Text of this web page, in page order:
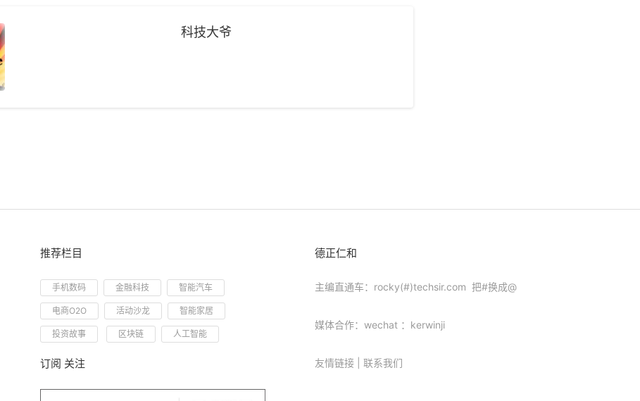
科技大爷
推荐栏目
手机数码 金融科技 智能汽车
电商O2O 活动沙龙 智能家居
投资故事 区块链 人工智能
订阅 关注
德正仁和
主编直通车：rocky(#)techsir.com 把#换成@
媒体合作：wechat ：kerwinji
友情链接 联系我们